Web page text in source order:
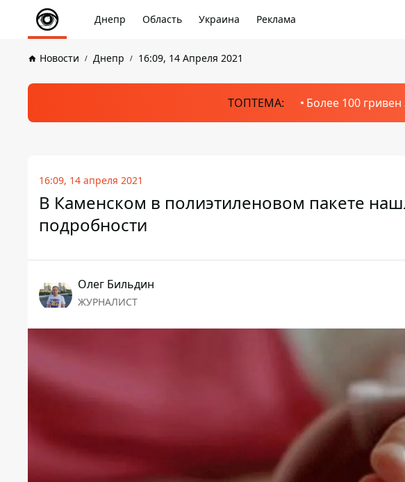
Днепр Область Украина Реклама
Новости Днепр 16:09, 14 Апреля 2021
ТОПТЕМА: Более 100
16:09, 14 апреля 2021
В Каменском в полиэтиленовом пакете
подробности
Олег Бильдин
ЖУРНАЛИСТ